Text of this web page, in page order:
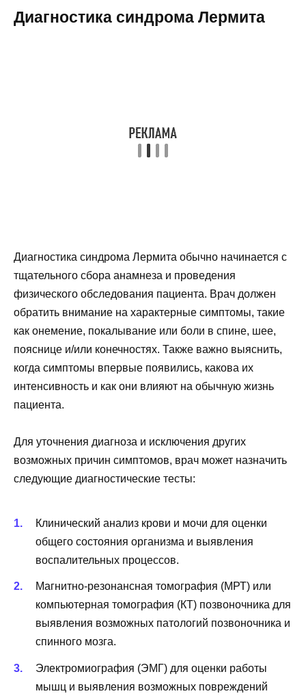
Диагностика синдрома Лермита
Диагностика синдрома Лермита обычно начинается с
тщательного сбора анамнеза и проведения
физического обследования пациента. Врач должен
обратить внимание на характерные симптомы, такие
как онемение, покалывание или боли в спине, шее,
пояснице и/или конечностях. Также важно выяснить,
когда симптомы впервые появились, какова их
интенсивность и как они влияют на обычную жизнь
пациента.
Для уточнения диагноза и исключения других
возможных причин симптомов, врач может назначить
следующие диагностические тесты:
Клинический анализ крови и мочи для оценки
общего состояния организма и выявления
воспалительных процессов.
Магнитно-резонансная томография (МРТ) или
компьютерная томография (КТ) позвоночника для
выявления возможных патологий позвоночника и
спинного мозга.
Электромиография (ЭМГ) для оценки работы
мышц и выявления возможных повреждений